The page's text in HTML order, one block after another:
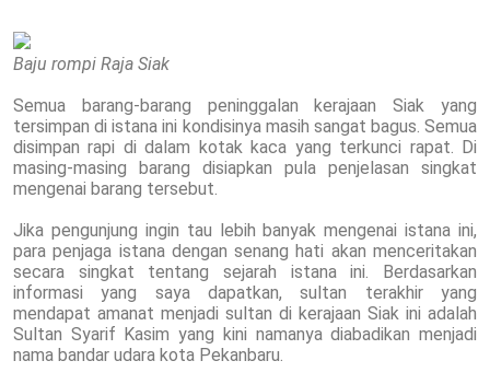
Baju rompi Raja Siak
Semua barang-barang peninggalan kerajaan Siak yang
tersimpan di istana ini kondisinya masih sangat bagus. Semua
disimpan rapi di dalam kotak kaca yang terkunci rapat. Di
masing-masing barang disiapkan pula penjelasan singkat
mengenai barang tersebut.
Jika pengunjung ingin tau lebih banyak mengenai istana ini,
para penjaga istana dengan senang hati akan menceritakan
secara singkat tentang sejarah istana ini. Berdasarkan
informasi yang saya dapatkan, sultan terakhir yang
mendapat amanat menjadi sultan di kerajaan Siak ini adalah
Sultan Syarif Kasim yang kini namanya diabadikan menjadi
nama bandar udara kota Pekanbaru.